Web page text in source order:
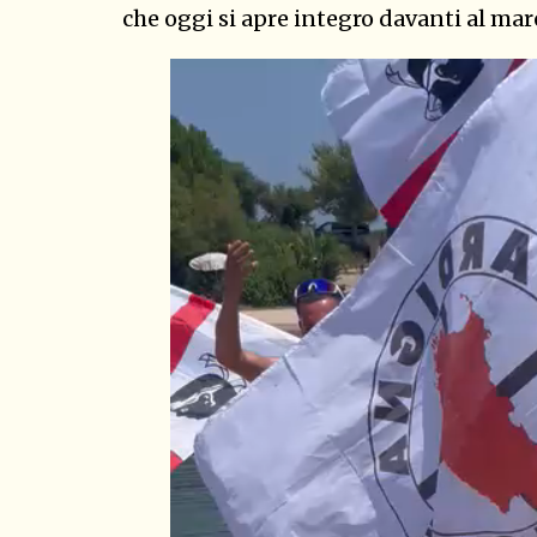
che oggi si apre integro davanti al